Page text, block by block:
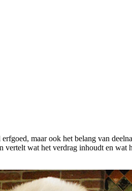
maar ook het belang van
wat het verdrag inhoudt en wat